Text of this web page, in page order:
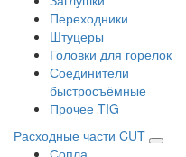
Переходники
Штуцеры
Головки для горелок
Соединители
быстросъёмные
Прочее TIG
Расходные части CUT
Сопла